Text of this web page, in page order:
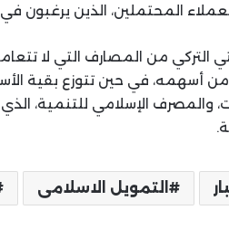
المحتملين، الذين يرغبون
التركي من المصارف التي لا
من أسهمه، في حين تتوزع بقية
والمصرف الإسلامي للتنمية،
التمويل الاسلامى